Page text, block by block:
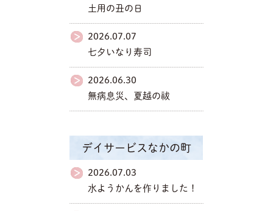
土用の丑の日
2026.07.07
七夕いなり寿司
2026.06.30
無病息災、夏越の祓
デイサービスなかの町
2026.07.03
水ようかんを作りました！